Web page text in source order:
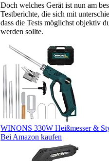
Doch welches Gerät ist nun am
Testberichte, die sich mit
dass die Tests möglichst objektiv
werden sollte.
WINONS 330W Heißmesser &
Bei Amazon kaufen